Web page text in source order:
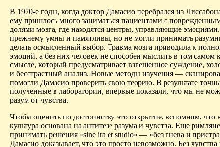
В 1970-е годы, когда доктор Дамасио перебрался из
ему пришлось много заниматься пациентами с
долями мозга, где находятся центры, управляющие
прежнему умны и памятливы, но не могли принимать
делать осмысленный выбор. Травма мозга приводила к
эмоций, а без них человек не способен мыслить в том самом
смысле, который предусматривает взвешенное суждение,
и бесстрастный анализ. Новые методы изучения —
помогли Дамасио проверить свою теорию. В результате
полученные в лаборатории, впервые показали, что мы не
разум от чувства.
Чтобы оценить по достоинству это открытие, вспомним, что
культура основана на антитезе разума и чувства. Еще
принимать решения «sine ira et studio» — «без гнева и
Дамасио доказывает, что это просто невозможно. Без чувства